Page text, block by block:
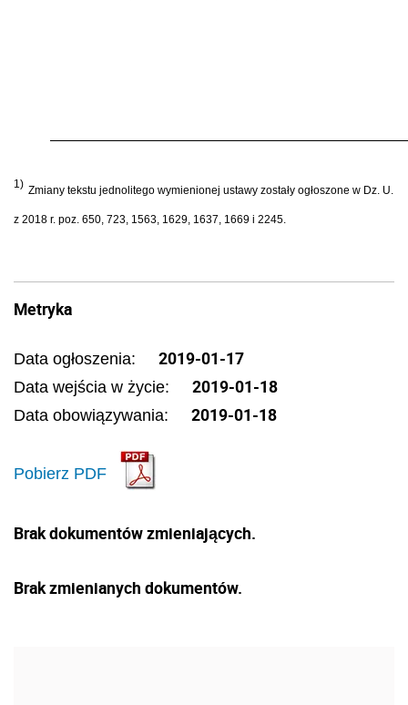
1) Zmiany tekstu jednolitego wymienionej ustawy zostały ogłoszone w Dz. U.
z 2018 r. poz. 650, 723, 1563, 1629, 1637, 1669 i 2245.
Metryka
Data ogłoszenia: 2019-01-17
Data wejścia w życie: 2019-01-18
Data obowiązywania: 2019-01-18
Pobierz PDF
Brak dokumentów zmieniających.
Brak zmienianych dokumentów.